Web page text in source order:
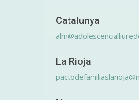
Catalunya
La Rioja